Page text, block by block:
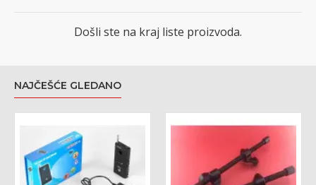
Došli ste na kraj liste proizvoda.
NAJČEŠĆE GLEDANO